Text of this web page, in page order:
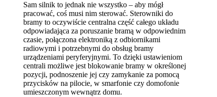
Sam silnik to jednak nie wszystko – aby mógł
pracować, coś musi nim sterować. Sterowniki do
bramy to oczywiście centralna część całego układu
odpowiadająca za poruszanie bramą w odpowiednim
czasie, połączona elektroniką z odbiornikami
radiowymi i potrzebnymi do obsług bramy
urządzeniami peryferyjnymi. To dzięki ustawieniom
centrali możliwe jest blokowanie bramy w określonej
pozycji, podnoszenie jej czy zamykanie za pomocą
przycisków na pilocie, w smarfonie czy domofonie
umieszczonym wewnątrz domu.